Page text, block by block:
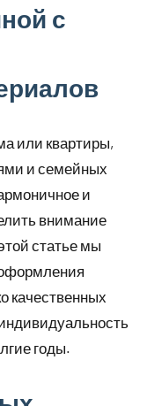
с
или квартиры,
и семейных
и
внимание
статье мы
качественных
годы.